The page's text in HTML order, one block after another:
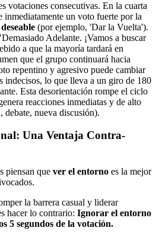
votaciones consecutivas. En la cuarta
inmediatamente un voto fuerte por la
(por ejemplo, 'Dar la Vuelta').
Adelante. ¡Vamos a buscar
a que la mayoría tardará en
que el grupo continuará hacia
repentino y agresivo puede cambiar
indecisos, lo que lleva a un giro de 180
Esta desorientación rompe el ciclo
reacciones inmediatas y de alto
debate, nueva discusión).
Una Ventaja Contra-
piensan que ver el entorno es la mejor
la barrera casual y liderar
hacer lo contrario: Ignorar el entorno
5 segundos de la votación.